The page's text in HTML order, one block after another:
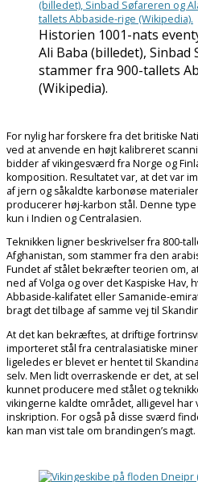
Historien 1001-nats
Ali Baba (billedet),
stammer fra 900-tallets
(Wikipedia).
For nylig har forskere fra det britiske
ved at anvende en højt kalibreret
bidder af vikingesværd fra Norge og
komposition. Resultatet var, at det var
af jern og såkaldte karbonøse
producerer høj-karbon stål. Denne
kun i Indien og Centralasien.
Teknikken ligner beskrivelser fra 800-
Afghanistan, som stammer fra den
Fundet af stålet bekræfter teorien om,
ned af Volga og over det Kaspiske
Abbaside-kalifatet eller Samanide-
bragt det tilbage af samme vej til
At det kan bekræftes, at driftige
importeret stål fra centralasiatiske
ligeledes er blevet er hentet til
selv. Men lidt overraskende er det, at
kunnet producere med stålet og
vikingerne kaldte området, alligevel har
inskription. For også på disse sværd
kan man vist tale om brandingen’s magt.